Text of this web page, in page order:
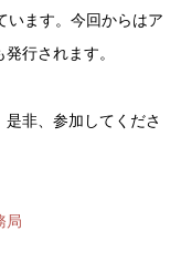
います。今回からはア
行されます。
非、参加してくださ
局